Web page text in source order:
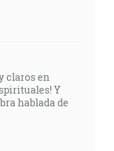
claros en
Y
hablada de